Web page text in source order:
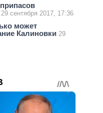
29 сентября 2017, 17:36
может
Калиновки 29